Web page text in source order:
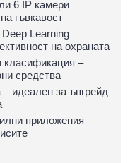
6 IP камери
гъвкавост
Deep Learning
на охраната
класификация –
средства
идеален за ъпгрейд
приложения –